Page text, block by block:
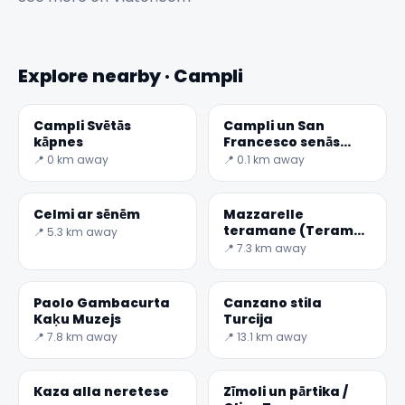
Explore nearby · Campli
Campli Svētās
kāpnes
📍 0 km away
Campli un San
Francesco senās
klostera muzejs
📍 0.1 km away
Celmi ar sēnēm
📍 5.3 km away
Mazzarelle
teramane (Teramo
jēra ruļļi)
📍 7.3 km away
Paolo Gambacurta
Kaķu Muzejs
📍 7.8 km away
Canzano stila
Turcija
📍 13.1 km away
Kaza alla neretese
Zīmoli un pārtika /